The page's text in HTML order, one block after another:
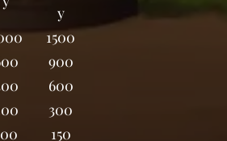
y
1500
900
600
300
150